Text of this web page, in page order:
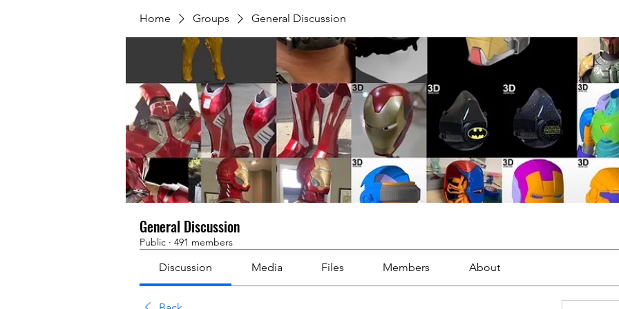
Home Groups General Discussion
General Discussion
Public · 491 members
Discussion Media Files Members About